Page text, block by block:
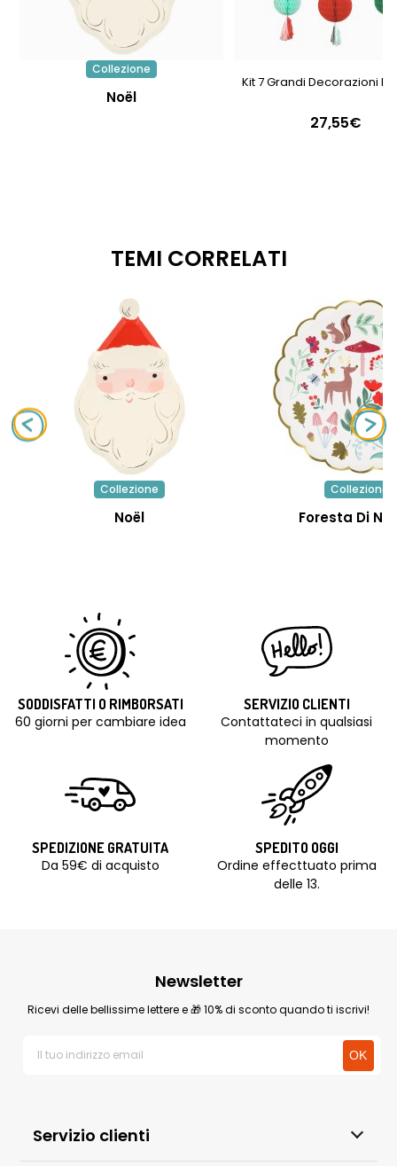
Collezione
Noël
Kit 7 Grandi Decorazioni
27,55€
TEMI CORRELATI
Collezione
Noël
Collezione
Foresta Di
SODDISFATTI O RIMBORSATI
60 giorni per cambiare idea
SERVIZIO CLIENTI
Contattateci in qualsiasi
momento
SPEDIZIONE GRATUITA
Da 59€ di acquisto
SPEDITO OGGI
Ordine effecttuato prima
delle 13.
Servizio clienti
Newsletter
Ricevi delle bellissime lettere e 🎁 10% di sconto quando ti iscrivi!